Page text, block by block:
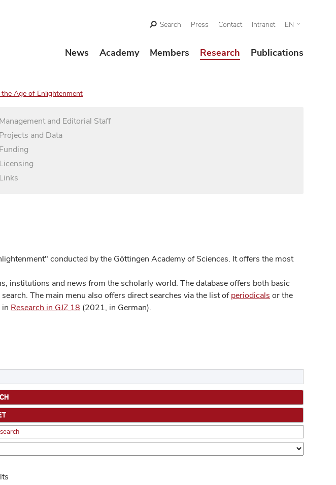
Search Press Contact Intranet EN
News Academy Members Research Publications
Age of Enlightenment
Management and Editorial Staff
Projects and Data
Funding
Licensing
Links
conducted by the Göttingen Academy of Sciences. It offers the most
institutions and news from the scholarly world. The database offers both basic
The main menu also offers direct searches via the list ofperiodicals or the
in Research in GJZ 18 (2021, in German).